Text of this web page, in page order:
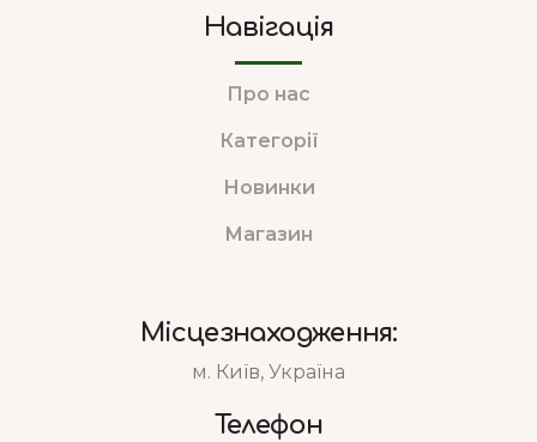
Навігація
Про нас
Категорії
Новинки
Магазин
Місцезнаходження:
м. Київ, Україна
Телефон